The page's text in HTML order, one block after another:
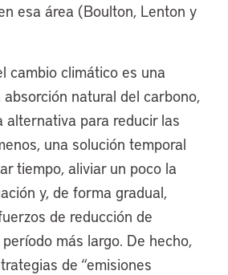
esa área (Boulton, Lenton y
cambio climático es una
natural del carbono,
alternativa para reducir las
una solución temporal
tiempo, aliviar un poco la
y, de forma gradual,
de reducción de
más largo. De hecho,
de “emisiones